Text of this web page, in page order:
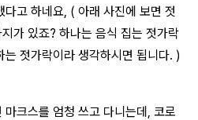
고 하네요, ( 아래 사진에 보면 젓
가 있죠? 하나는 음식 집는 젓가락
젓가락이라 생각하시면 됩니다. )
크스를 엄청 쓰고 다니는데, 코로